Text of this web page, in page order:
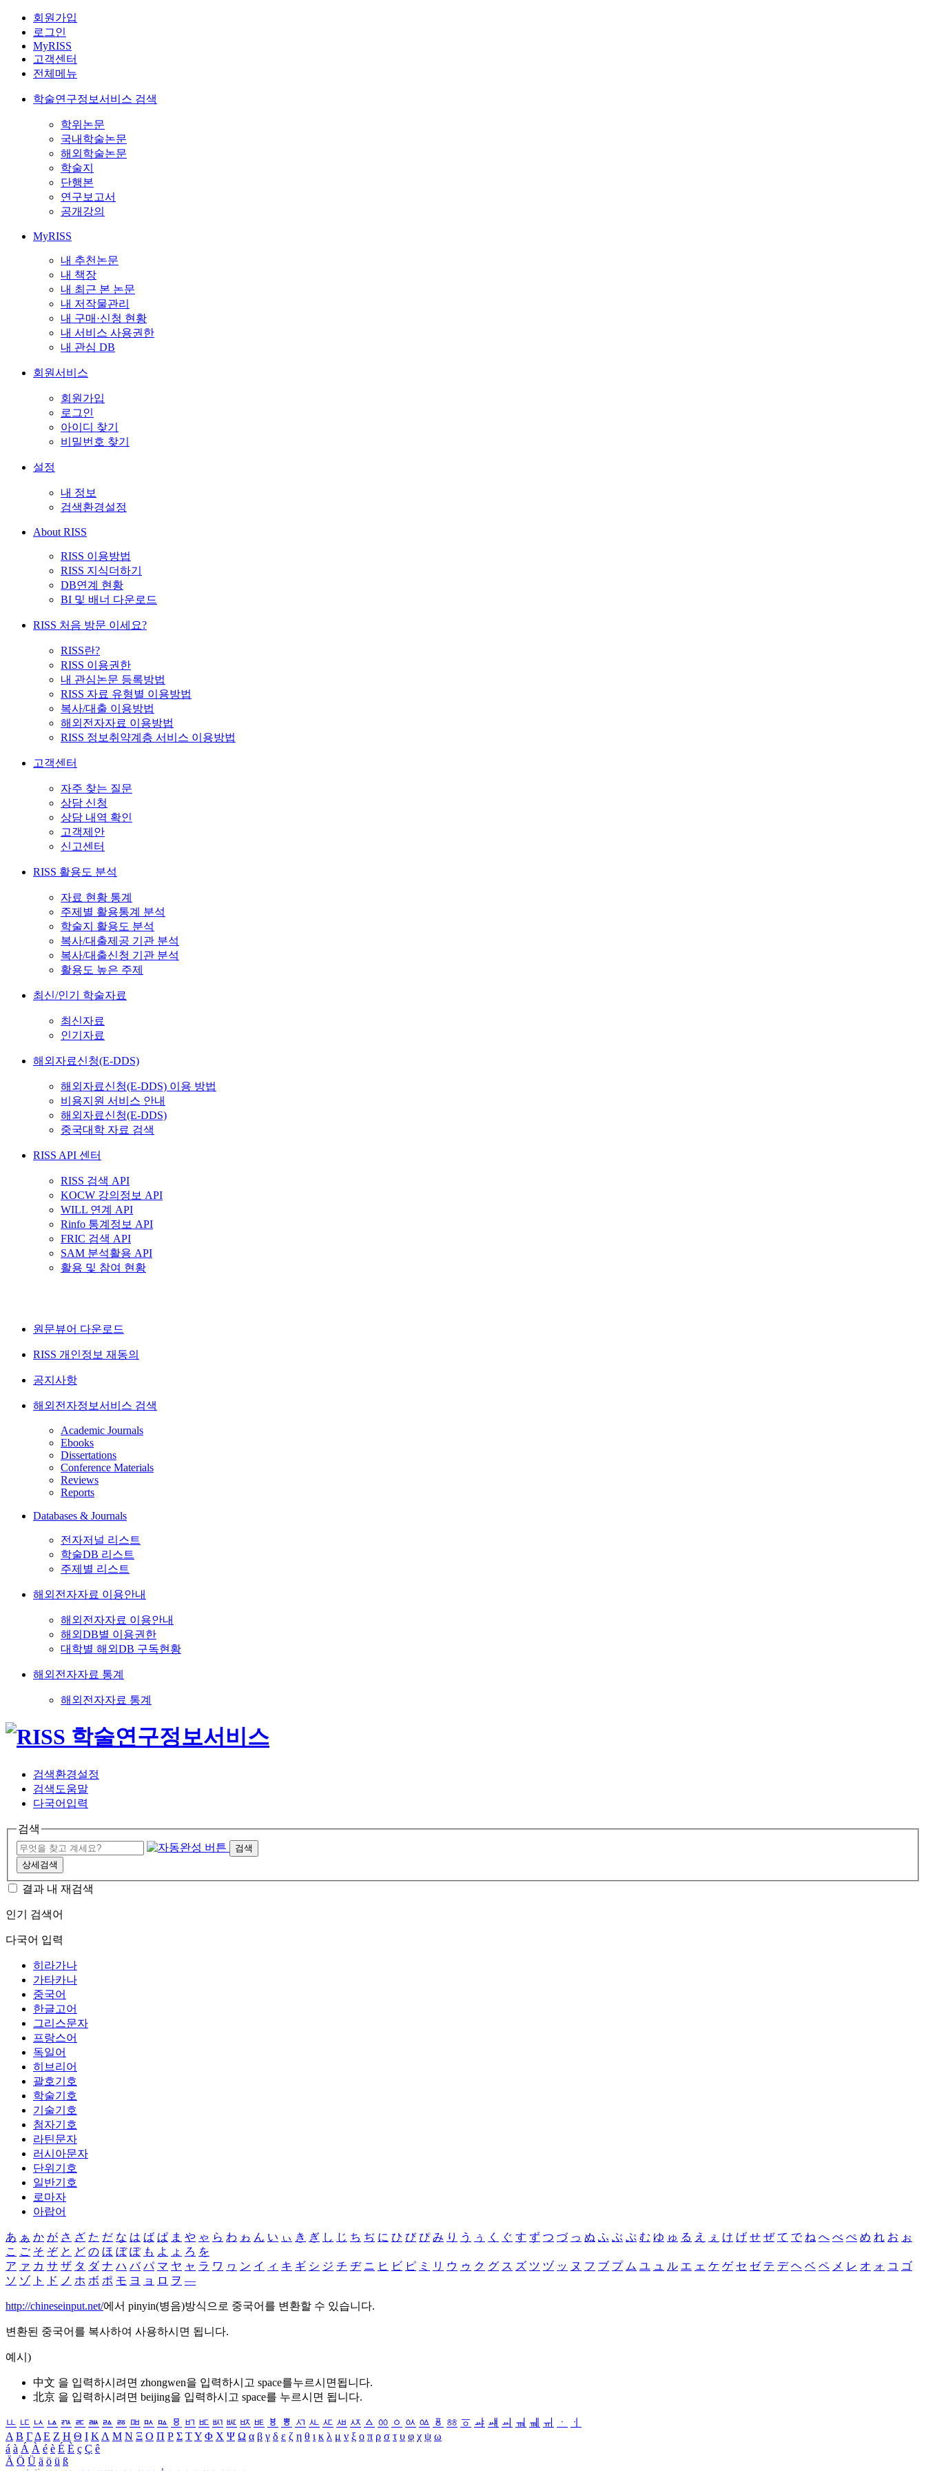
회원가입
로그인
MyRISS
고객센터
전체메뉴
학술연구정보서비스 검색
학위논문
국내학술논문
해외학술논문
학술지
단행본
연구보고서
공개강의
MyRISS
내 추천논문
내 책장
내 최근 본 논문
내 저작물관리
내 구매·신청 현황
내 서비스 사용권한
내 관심 DB
회원서비스
회원가입
로그인
아이디 찾기
비밀번호 찾기
설정
내 정보
검색환경설정
About RISS
RISS 이용방법
RISS 지식더하기
DB연계 현황
BI 및 배너 다운로드
RISS 처음 방문 이세요?
RISS란?
RISS 이용권한
내 관심논문 등록방법
RISS 자료 유형별 이용방법
복사/대출 이용방법
해외전자자료 이용방법
RISS 정보취약계층 서비스 이용방법
고객센터
자주 찾는 질문
상담 신청
상담 내역 확인
고객제안
신고센터
RISS 활용도 분석
자료 현황 통계
주제별 활용통계 분석
학술지 활용도 분석
복사/대출제공 기관 분석
복사/대출신청 기관 분석
활용도 높은 주제
최신/인기 학술자료
최신자료
인기자료
해외자료신청(E-DDS)
해외자료신청(E-DDS) 이용 방법
비용지원 서비스 안내
해외자료신청(E-DDS)
중국대학 자료 검색
RISS API 센터
RISS 검색 API
KOCW 강의정보 API
WILL 연계 API
Rinfo 통계정보 API
FRIC 검색 API
SAM 분석활용 API
활용 및 참여 현황
원문뷰어 다운로드
RISS 개인정보 재동의
공지사항
해외전자정보서비스 검색
Academic Journals
Ebooks
Dissertations
Conference Materials
Reviews
Reports
Databases & Journals
전자저널 리스트
학술DB 리스트
주제별 리스트
해외전자자료 이용안내
해외전자자료 이용안내
해외DB별 이용권한
대학별 해외DB 구독현황
해외전자자료 통계
해외전자자료 통계
검색환경설정
검색도움말
다국어입력
검색
검색
상세검색
결과 내 재검색
인기 검색어
다국어 입력
히라가나
가타카나
중국어
한글고어
그리스문자
프랑스어
독일어
히브리어
괄호기호
학술기호
기술기호
첨자기호
라틴문자
러시아문자
단위기호
일반기호
로마자
아랍어
あ ぁ か が さ ざ た だ な は ば ぱ ま や ゃ ら わ ゎ ん い ぃ き ぎ し じ ち ぢ に ひ び ぴ み り う ぅ く ぐ す ず つ づ っ ぬ ふ ぶ ぷ む ゆ ゅ る え ぇ け げ せ ぜ て で ね へ べ ぺ め れ お ぉ
こ ご そ ぞ と ど の ほ ぼ ぽ も よ ょ ろ を
ア ァ カ サ ザ タ ダ ナ ハ バ パ マ ヤ ャ ラ ワ ヮ ン イ ィ キ ギ シ ジ チ ヂ ニ ヒ ビ ピ ミ リ ウ ゥ ク グ ス ズ ツ ヅ ッ ヌ フ ブ プ ム ユ ュ ル エ ェ ケ ゲ セ ゼ テ デ ヘ ベ ペ メ レ オ ォ コ ゴ
ソ ゾ ト ド ノ ホ ボ ポ モ ヨ ョ ロ ヲ ―
http://chineseinput.net/에서 pinyin(병음)방식으로 중국어를 변환할 수 있습니다.
변환된 중국어를 복사하여 사용하시면 됩니다.
예시)
中文 을 입력하시려면 zhongwen을 입력하시고 space를누르시면됩니다.
北京 을 입력하시려면 beijing을 입력하시고 space를 누르시면 됩니다.
ㅥ ㅦ ㅧ ㅨ ㅩ ㅪ ㅫ ㅬ ㅭ ㅮ ㅯ ㅰ ㅱ ㅲ ㅳ ㅴ ㅵ ㅶ ㅷ ㅸ ㅹ ㅺ ㅻ ㅼ ㅽ ㅾ ㅿ ㆀ ㆁ ㆂ ㆃ ㆄ ㆅ ㆆ ㆇ ㆈ ㆉ ㆊ ㆋ ㆌ ㆍ
ㆎ
Α Β ΓΔ Ε Ζ Η Θ Ι ΚΛ Μ Ν Ξ Ο Π Ρ Σ ΤΥ Φ Χ Ψ Ω α β γ δ ε ζ η θ ι κ λ μ ν ξ ο π ρ σ τ υ φ χ ψ ω
á à Á À é è É È ç Ç ê
Ä Ö Ü ä ö ü ß